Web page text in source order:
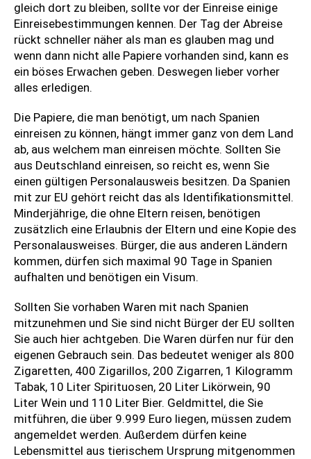
gleich dort zu bleiben, sollte vor der Einreise einige
Einreisebestimmungen kennen. Der Tag der Abreise
rückt schneller näher als man es glauben mag und
wenn dann nicht alle Papiere vorhanden sind, kann es
ein böses Erwachen geben. Deswegen lieber vorher
alles erledigen.
Die Papiere, die man benötigt, um nach Spanien
einreisen zu können, hängt immer ganz von dem Land
ab, aus welchem man einreisen möchte. Sollten Sie
aus Deutschland einreisen, so reicht es, wenn Sie
einen gültigen Personalausweis besitzen. Da Spanien
mit zur EU gehört reicht das als Identifikationsmittel.
Minderjährige, die ohne Eltern reisen, benötigen
zusätzlich eine Erlaubnis der Eltern und eine Kopie des
Personalausweises. Bürger, die aus anderen Ländern
kommen, dürfen sich maximal 90 Tage in Spanien
aufhalten und benötigen ein Visum.
Sollten Sie vorhaben Waren mit nach Spanien
mitzunehmen und Sie sind nicht Bürger der EU sollten
Sie auch hier achtgeben. Die Waren dürfen nur für den
eigenen Gebrauch sein. Das bedeutet weniger als 800
Zigaretten, 400 Zigarillos, 200 Zigarren, 1 Kilogramm
Tabak, 10 Liter Spirituosen, 20 Liter Likörwein, 90
Liter Wein und 110 Liter Bier. Geldmittel, die Sie
mitführen, die über 9.999 Euro liegen, müssen zudem
angemeldet werden. Außerdem dürfen keine
Lebensmittel aus tierischem Ursprung mitgenommen